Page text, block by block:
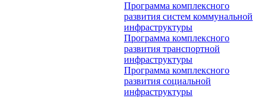
Программа комплексного
развития систем коммунальной
инфраструктуры
Программа комплексного
развития транспортной
инфраструктуры
Программа комплексного
развития социальной
инфраструктуры